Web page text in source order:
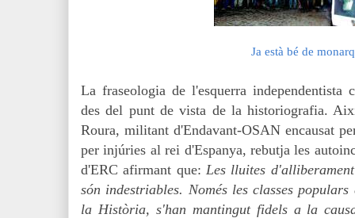
Ja està bé de
La fraseologia de l'esquerra independentista
des del punt de vista de la historiografia.
Roura, militant d'Endavant-OSAN encausat
per injúries al rei d'Espanya, rebutja les
d'ERC afirmant que: Les lluites
són indestriables. Només les classes
la Història, s'han mantingut fidels a la